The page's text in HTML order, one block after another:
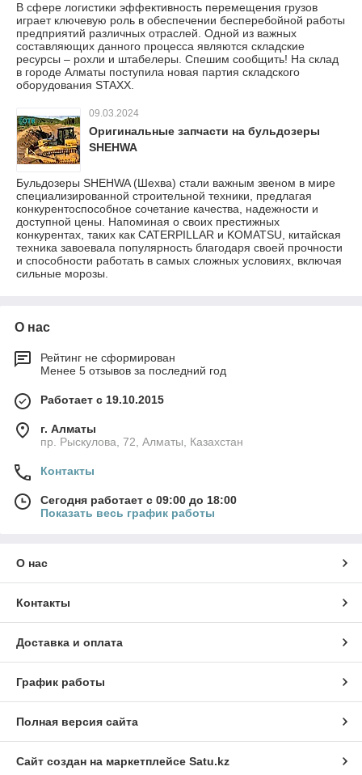
В сфере логистики эффективность перемещения грузов
играет ключевую роль в обеспечении бесперебойной работы
предприятий различных отраслей. Одной из важных
составляющих данного процесса являются складские
ресурсы – рохли и штабелеры. Спешим сообщить! На склад
в городе Алматы поступила новая партия складского
оборудования STAXX.
09.03.2024
Оригинальные запчасти на бульдозеры
SHEHWA
Бульдозеры SHEHWA (Шехва) стали важным звеном в мире
специализированной строительной техники, предлагая
конкурентоспособное сочетание качества, надежности и
доступной цены. Напоминая о своих престижных
конкурентах, таких как CATERPILLAR и KOMATSU, китайская
техника завоевала популярность благодаря своей прочности
и способности работать в самых сложных условиях, включая
сильные морозы.
О нас
Рейтинг не сформирован
Менее 5 отзывов за последний год
Работает с 19.10.2015
г. Алматы
пр. Рыскулова, 72, Алматы, Казахстан
Контакты
Сегодня работает с 09:00 до 18:00
Показать весь график работы
О нас
Контакты
Доставка и оплата
График работы
Полная версия сайта
Сайт создан на маркетплейсе Satu.kz